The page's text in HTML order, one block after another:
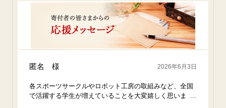
匿名 様 2026年6月3日
各スポーツサークルやロボット工房の取組みなど、全国
で活躍する学生が増えていることを大変嬉しく思いま